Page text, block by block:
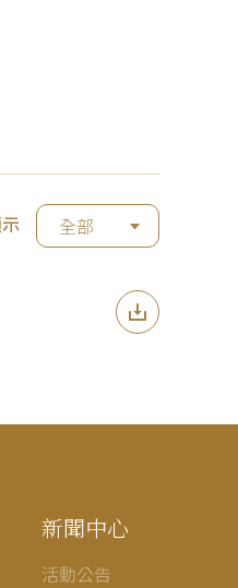
全部
新聞中心
活動公告